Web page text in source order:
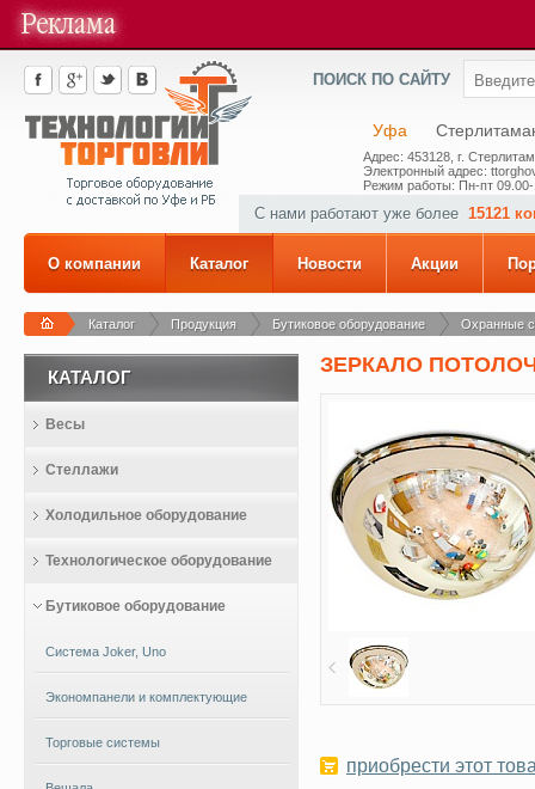
ПОИСК ПО САЙТУ
Уфа
Адрес: 453128, г.
Электронный адрес:
Режим работы: Пн-пт
С нами работают уже более 15121
О компании Каталог Новости Акции
Каталог Продукция Бутиковое оборудование Охранные
ЗЕРКАЛО
приобрести этот
КАТАЛОГ
Весы
Стеллажи
Холодильное оборудование
Технологическое оборудование
Бутиковое оборудование
Система Joker, Uno
Экономпанели и комплектующие
Торговые системы